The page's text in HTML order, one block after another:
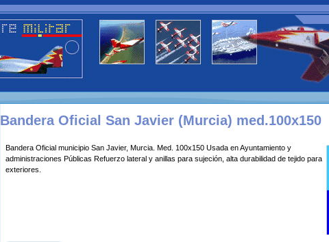
Bandera Oficial San Javier (Murcia) med.100x150
Bandera Oficial municipio San Javier, Murcia. Med. 100x150 Usada en Ayuntamiento y
administraciones Públicas Refuerzo lateral y anillas para sujeción, alta durabilidad de tejido para
exteriores.